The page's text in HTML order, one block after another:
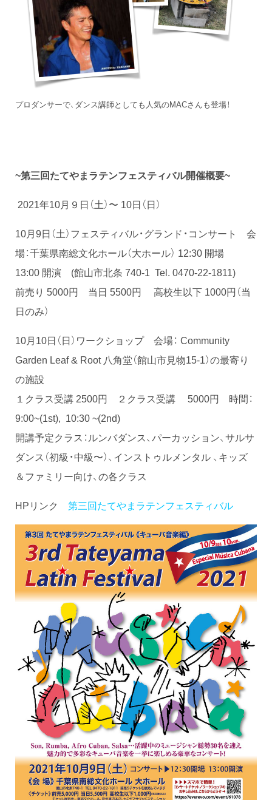
プロダンサーで、ダンス講師としても人気のMACさんも登場！
~第三回たてやまラテンフェスティバル開催概要~
2021年10月９日（土）〜 10日（日）
10月9日（土）フェスティバル・グランド・コンサート 会
場：千葉県南総文化ホール（大ホール） 12:30 開場
13:00 開演 (館山市北条 740-1 Tel. 0470-22-1811)
前売り 5000円 当日 5500円 高校生以下 1000円（当
日のみ）
10月10日（日）ワークショップ 会場： Community
Garden Leaf & Root 八角堂（館山市見物15-1）の最寄り
の施設
１クラス受講 2500円 ２クラス受講 5000円 時間：
9:00~(1st), 10:30 ~(2nd)
開講予定クラス：ルンバダンス、パーカッション、サルサ
ダンス（初級・中級〜）、インストゥルメンタル 、キッズ
＆ファミリー向け、の各クラス
HPリンク 第三回たてやまラテンフェスティバル